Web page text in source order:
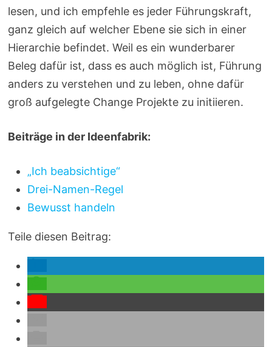
lesen, und ich empfehle es jeder Führungskraft,
ganz gleich auf welcher Ebene sie sich in einer
Hierarchie befindet. Weil es ein wunderbarer
Beleg dafür ist, dass es auch möglich ist, Führung
anders zu verstehen und zu leben, ohne dafür
groß aufgelegte Change Projekte zu initiieren.
Beiträge in der Ideenfabrik:
„Ich beabsichtige“
Drei-Namen-Regel
Bewusst handeln
Teile diesen Beitrag: